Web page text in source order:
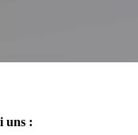
uns :